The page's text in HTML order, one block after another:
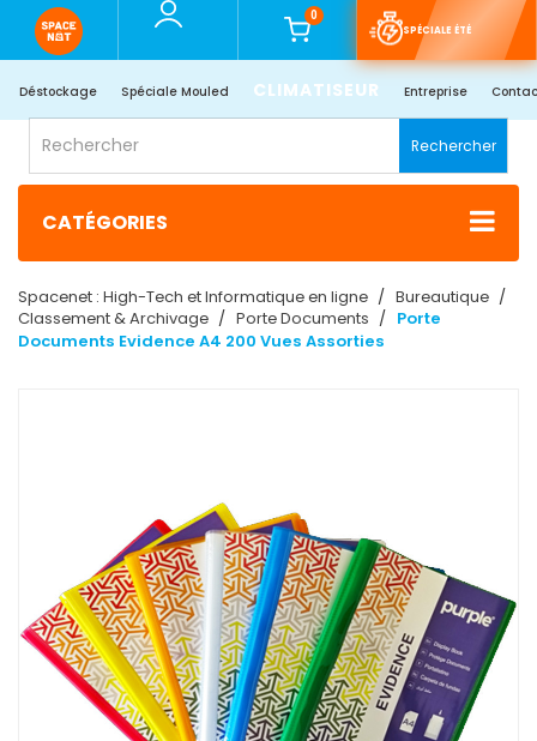
0
SPÉCIALE ÉTÉ
Déstockage Spéciale Mouled CLIMATISEUR Entreprise
Rechercher
CATÉGORIES
Spacenet : High-Tech et Informatique en ligne
Bureautique
Classement & Archivage
Porte Documents
Porte
Documents Evidence A4 200 Vues Assorties